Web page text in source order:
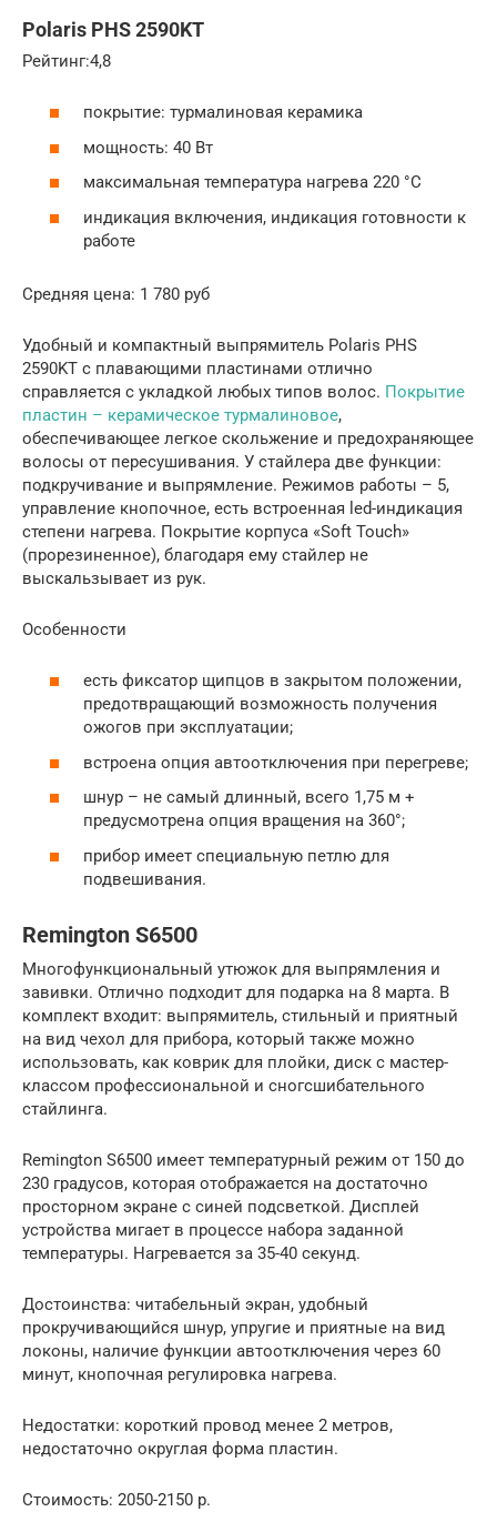
Polaris PHS 2590KT
Рейтинг:4,8
покрытие: турмалиновая керамика
мощность: 40 Вт
максимальная температура нагрева 220 °C
индикация включения, индикация готовности к
работе
Средняя цена: 1 780 руб
Удобный и компактный выпрямитель Polaris PHS
2590KT с плавающими пластинами отлично
справляется с укладкой любых типов волос. Покрытие
пластин – керамическое турмалиновое,
обеспечивающее легкое скольжение и предохраняющее
волосы от пересушивания. У стайлера две функции:
подкручивание и выпрямление. Режимов работы – 5,
управление кнопочное, есть встроенная led-индикация
степени нагрева. Покрытие корпуса «Soft Touch»
(прорезиненное), благодаря ему стайлер не
выскальзывает из рук.
Особенности
есть фиксатор щипцов в закрытом положении,
предотвращающий возможность получения
ожогов при эксплуатации;
встроена опция автоотключения при перегреве;
шнур – не самый длинный, всего 1,75 м +
предусмотрена опция вращения на 360°;
прибор имеет специальную петлю для
подвешивания.
Remington S6500
Многофункциональный утюжок для выпрямления и
завивки. Отлично подходит для подарка на 8 марта. В
комплект входит: выпрямитель, стильный и приятный
на вид чехол для прибора, который также можно
использовать, как коврик для плойки, диск с мастер-
классом профессиональной и сногсшибательного
стайлинга.
Remington S6500 имеет температурный режим от 150 до
230 градусов, которая отображается на достаточно
просторном экране с синей подсветкой. Дисплей
устройства мигает в процессе набора заданной
температуры. Нагревается за 35-40 секунд.
Достоинства: читабельный экран, удобный
прокручивающийся шнур, упругие и приятные на вид
локоны, наличие функции автоотключения через 60
минут, кнопочная регулировка нагрева.
Недостатки: короткий провод менее 2 метров,
недостаточно округлая форма пластин.
Стоимость: 2050-2150 р.